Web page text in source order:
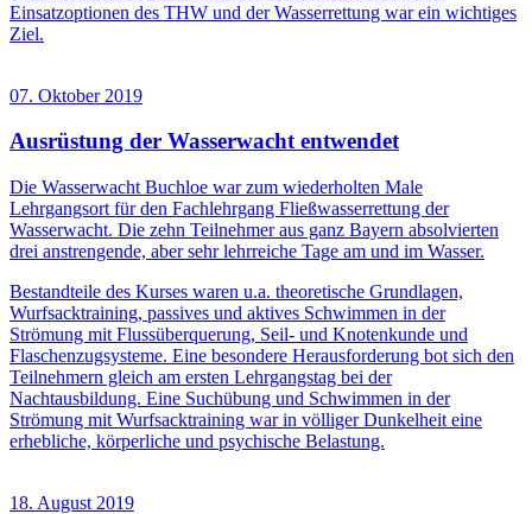
Einsatzoptionen des THW und der Wasserrettung war ein wichtiges
Ziel.
07. Oktober 2019
Ausrüstung der Wasserwacht entwendet
Die Wasserwacht Buchloe war zum wiederholten Male
Lehrgangsort für den Fachlehrgang Fließwasserrettung der
Wasserwacht. Die zehn Teilnehmer aus ganz Bayern absolvierten
drei anstrengende, aber sehr lehrreiche Tage am und im Wasser.
Bestandteile des Kurses waren u.a. theoretische Grundlagen,
Wurfsacktraining, passives und aktives Schwimmen in der
Strömung mit Flussüberquerung, Seil- und Knotenkunde und
Flaschenzugsysteme. Eine besondere Herausforderung bot sich den
Teilnehmern gleich am ersten Lehrgangstag bei der
Nachtausbildung. Eine Suchübung und Schwimmen in der
Strömung mit Wurfsacktraining war in völliger Dunkelheit eine
erhebliche, körperliche und psychische Belastung.
18. August 2019